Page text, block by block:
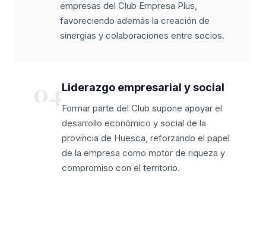
empresas del Club Empresa Plus,
favoreciendo además la creación de
sinergias y colaboraciones entre socios.
04Liderazgo empresarial y social
Formar parte del Club supone apoyar el
desarrollo económico y social de la
provincia de Huesca, reforzando el papel
de la empresa como motor de riqueza y
compromiso con el territorio.